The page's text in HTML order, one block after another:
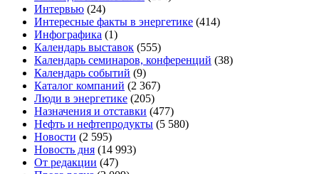
Интервью (24)
Интересные факты в энергетике (414)
Инфографика (1)
Календарь выставок (555)
Календарь семинаров, конференций (38)
Календарь событий (9)
Каталог компаний (2 367)
Люди в энергетике (205)
Назначения и отставки (477)
Нефть и нефтепродукты (5 580)
Новости (2 595)
Новость дня (14 993)
От редакции (47)